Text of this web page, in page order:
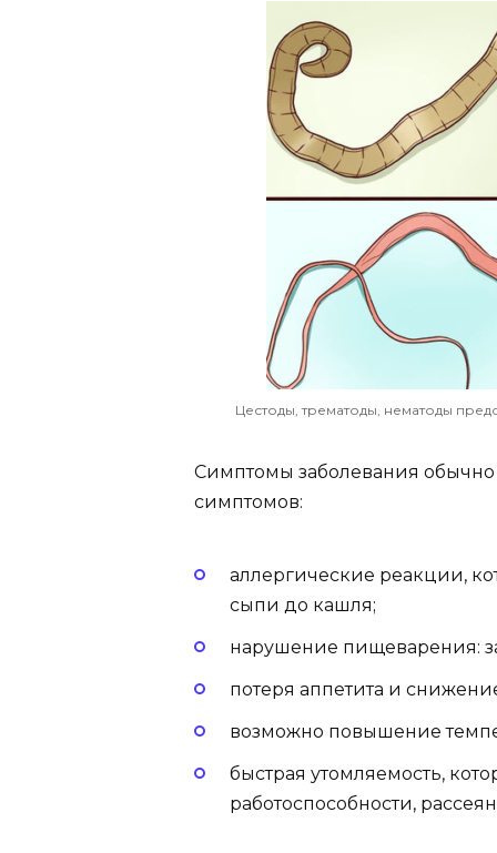
Цестоды, трематоды, нематоды
Симптомы заболевания обычно
симптомов:
аллергические реакции,
сыпи до кашля;
нарушение пищеварения:
потеря аппетита и
возможно повышение
быстрая утомляемость,
работоспособности,